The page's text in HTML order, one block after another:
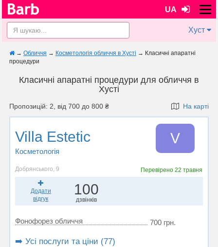
UA
Хуст
→ Обличчя → Косметологія обличчя в Хусті → Класичні апаратні
процедури
Класичні апаратні процедури для обличчя в
Хусті
Пропозицій: 2, від 700 до 800 ₴ На карті
Villa Estetic
Косметологія
V
Добрянського, 9 Перевірено22 травня
Додати
відгук
100
дзвінків
Фонофорез обличчя 700 грн.
➡️ Усі послуги та ціни (77)